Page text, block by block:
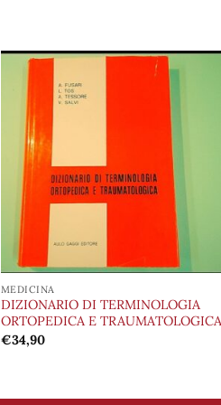
Aggiungi
desideri
MEDICINA
DIZIONARIO DI TERMINOLOGIA
ORTOPEDICA E TRAUMATOLOGICA
€34,90